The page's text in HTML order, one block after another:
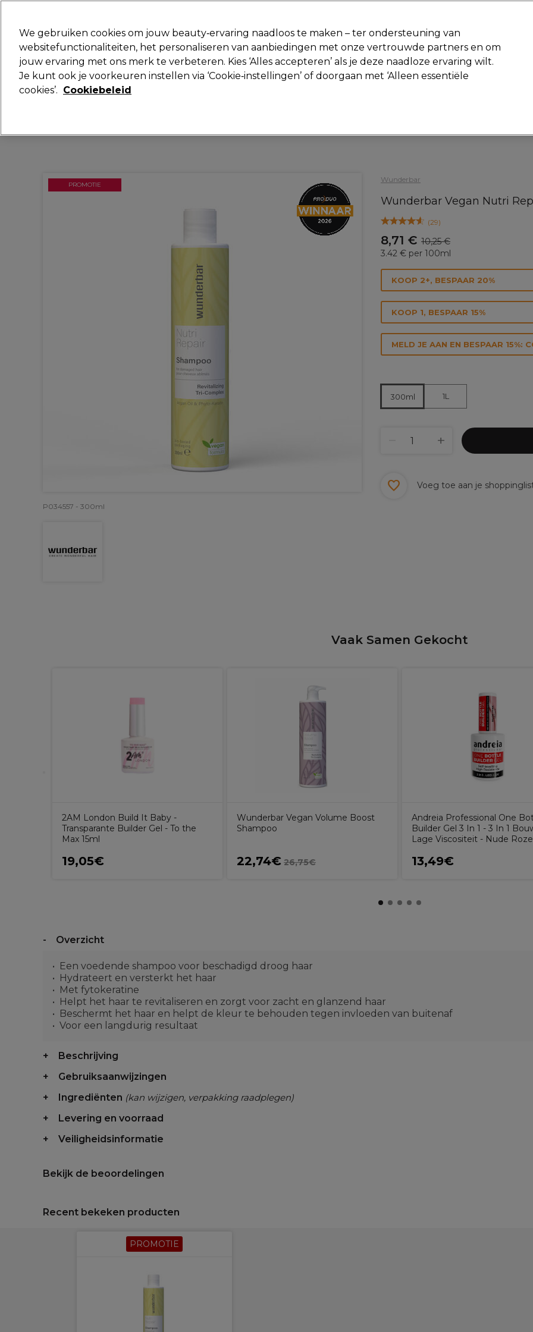
Merken Deals Haar Elektra Beauty Salon interieur Mannen Vegan Nieuwe producten
Volgende dag geleverd*
Wunderbar
Wunderbar Vegan Nutri
(29)
8,71 € 10,25 €
3.42 € per 100ml
PROMOTIE
P034557 - 300ml
KOOP 2+, BESPAAR 20%
KOOP 1, BESPAAR 15%
MELD JE AAN EN BESPAAR 15%:
300ml 1L
Voeg toe aan je
Vaak Samen Gekocht
2AM London Build It Baby -
Transparante Builder Gel - To the
Max 15ml
19,05€
Wunderbar Vegan Volume Boost
Shampoo
22,74€ 26,75€
Andreia Professional One
Builder Gel 3 In 1 - 3 In 1
Lage Viscositeit - Nude
13,49€
Overzicht
Een voedende shampoo voor beschadigd droog haar
Hydrateert en versterkt het haar
Met fytokeratine
Helpt het haar te revitaliseren en zorgt voor zacht en glanzend haar
Beschermt het haar en helpt de kleur te behouden tegen invloeden van buitenaf
Voor een langdurig resultaat
Beschrijving
Gebruiksaanwijzingen
Ingrediënten (kan wijzigen, verpakking raadplegen)
Levering en voorraad
Veiligheidsinformatie
Bekijk de beoordelingen
Recent bekeken producten
PROMOTIE
We gebruiken cookies om jouw beauty‑ervaring naadloos te maken – ter ondersteuning van
websitefunctionaliteiten, het personaliseren van aanbiedingen met onze vertrouwde partners en om
jouw ervaring met ons merk te verbeteren. Kies ‘Alles accepteren’ als je deze naadloze ervaring wilt.
Je kunt ook je voorkeuren instellen via ‘Cookie‑instellingen’ of doorgaan met ‘Alleen essentiële
cookies’. Cookiebeleid